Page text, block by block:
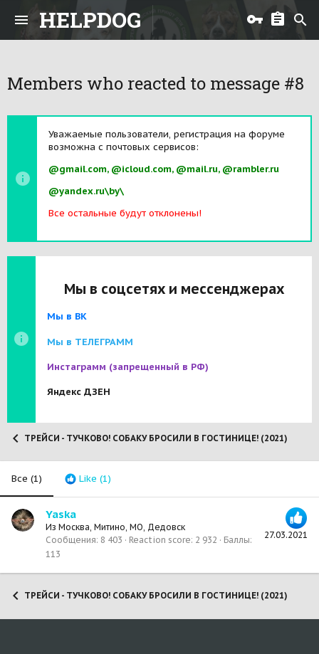
HELPDOG
Members who reacted to message #8
Уважаемые пользователи, регистрация на форуме
возможна с почтовых сервисов:
@gmail.com, @icloud.com, @mail.ru, @rambler.ru
@yandex.ru\by\
Все остальные будут отклонены!
Мы в соцсетях и мессенджерах
Мы в ВК
Мы в ТЕЛЕГРАММ
Инстаграмм (запрещенный в РФ)
Яндекс ДЗЕН
ТРЕЙСИ - ТУЧКОВО! СОБАКУ БРОСИЛИ В ГОСТИНИЦЕ! (2021)
Все (1) Like (1)
27.03.2021
Yaska
Из Москва, Митино, МО, Дедовск
Сообщения 8 403 Reaction score 2 932
Баллы
113
ТРЕЙСИ - ТУЧКОВО! СОБАКУ БРОСИЛИ В ГОСТИНИЦЕ! (2021)